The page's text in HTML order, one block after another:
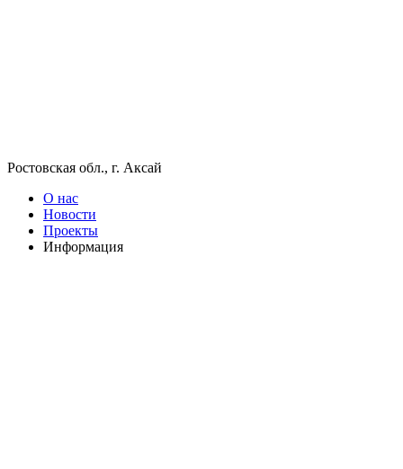
Ростовская обл., г. Аксай
О нас
Новости
Проекты
Информация